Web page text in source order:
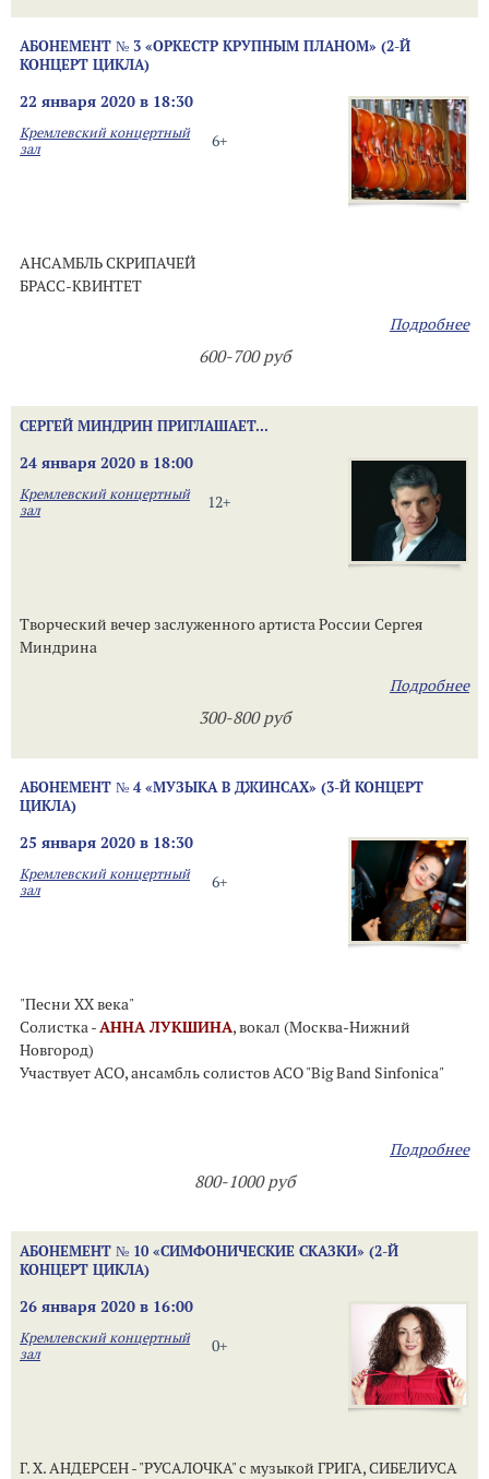
АБОНЕМЕНТ № 3 «ОРКЕСТР КРУПНЫМ ПЛАНОМ» (2-Й
КОНЦЕРТ ЦИКЛА)
22 января 2020 в 18:30
6+
Кремлевский концертный
зал
АНСАМБЛЬ СКРИПАЧЕЙ
БРАСС-КВИНТЕТ
Подробнее
600-700 руб
СЕРГЕЙ МИНДРИН ПРИГЛАШАЕТ...
24 января 2020 в 18:00
12+
Кремлевский концертный
зал
Творческий вечер заслуженного артиста России Сергея
Миндрина
Подробнее
300-800 руб
АБОНЕМЕНТ № 4 «МУЗЫКА В ДЖИНСАХ» (3-Й КОНЦЕРТ
ЦИКЛА)
25 января 2020 в 18:30
6+
Кремлевский концертный
зал
"Песни ХХ века"
Солистка -АННА ЛУКШИНА, вокал (Москва-Нижний
Новгород)
Участвует АСО, ансамбль солистов АСО "Big Band Sinfonica"
Подробнее
800-1000 руб
АБОНЕМЕНТ № 10 «СИМФОНИЧЕСКИЕ СКАЗКИ» (2-Й
КОНЦЕРТ ЦИКЛА)
26 января 2020 в 16:00
0+
Кремлевский концертный
зал
Г. Х. АНДЕРСЕН - "РУСАЛОЧКА" с музыкой ГРИГА, СИБЕЛИУСА